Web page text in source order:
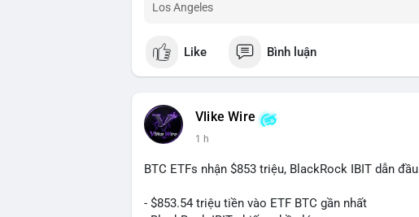
Los Angeles
Like Bình luận
Vlike Wire
1 h
BTC ETFs nhận $853 triệu, BlackRock IBIT dẫn đầu
- $853.54 triệu tiền vào ETF BTC gần nhất